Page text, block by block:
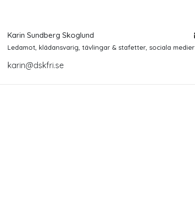
Karin Sundberg Skoglund
Ledamot, klädansvarig, tävlingar & stafetter, sociala medier
karin@dskfri.se